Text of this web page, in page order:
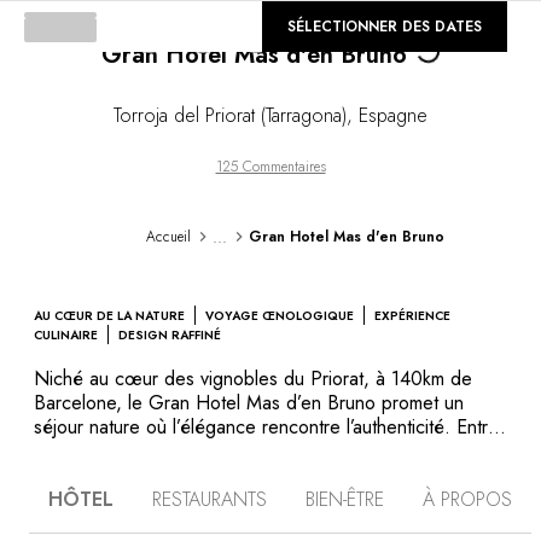
GALERIE
Gran Hotel Mas d'en BrunoLoading...
Torroja del Priorat (Tarragona), Espagne
125 Commentaires
Accueil ... Gran Hotel Mas d'en Bruno
AU CŒUR DE LA NATURE VOYAGE ŒNOLOGIQUE
EXPÉRIENCE
CULINAIRE
DESIGN RAFFINÉ
Niché au cœur des vignobles du Priorat, à 140km de
Barcelone, le Gran Hotel Mas d’en Bruno promet un
séjour nature où l’élégance rencontre l’authenticité. Entre
catalan. Edifié en 1797, le bâtiment principal a conservé
SÉLECTIONNER DES DATES
HÔTEL RESTAURANTS BIEN-ÊTRE À PROPOS